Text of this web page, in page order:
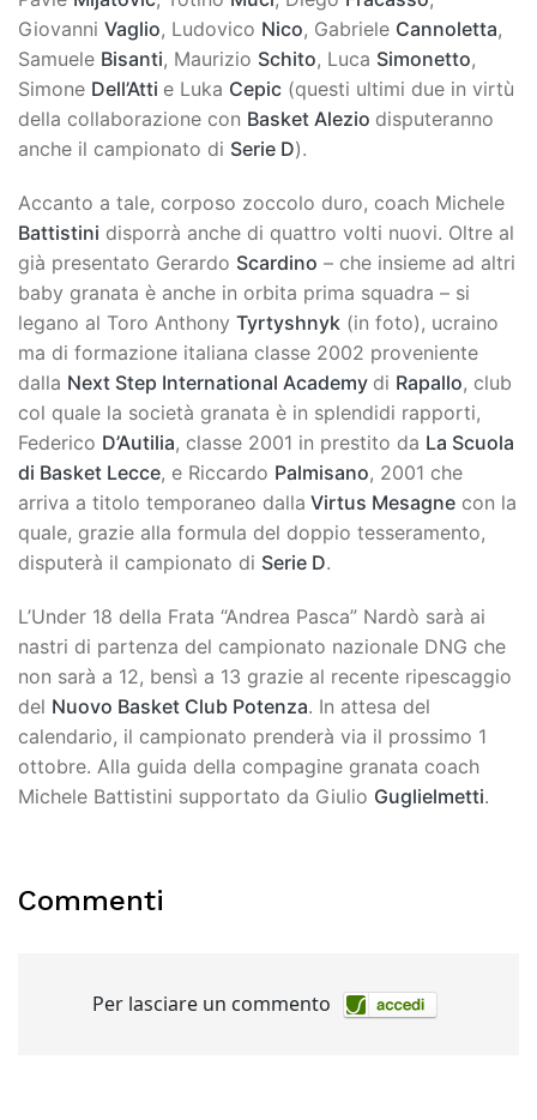
Giovanni Vaglio, Ludovico Nico, Gabriele Cannoletta,
Samuele Bisanti, Maurizio Schito, Luca Simonetto,
Simone Dell’Atti e Luka Cepic (questi ultimi due in virtù
della collaborazione con Basket Alezio disputeranno
anche il campionato di Serie D).
Accanto a tale, corposo zoccolo duro, coach Michele
Battistini disporrà anche di quattro volti nuovi. Oltre al
già presentato Gerardo Scardino – che insieme ad altri
baby granata è anche in orbita prima squadra – si
legano al Toro Anthony Tyrtyshnyk (in foto), ucraino
ma di formazione italiana classe 2002 proveniente
dalla Next Step International Academy di Rapallo, club
col quale la società granata è in splendidi rapporti,
Federico D’Autilia, classe 2001 in prestito da La Scuola
di Basket Lecce, e Riccardo Palmisano, 2001 che
arriva a titolo temporaneo dalla Virtus Mesagne con la
quale, grazie alla formula del doppio tesseramento,
disputerà il campionato di Serie D.
L’Under 18 della Frata “Andrea Pasca” Nardò sarà ai
nastri di partenza del campionato nazionale DNG che
non sarà a 12, bensì a 13 grazie al recente ripescaggio
del Nuovo Basket Club Potenza. In attesa del
calendario, il campionato prenderà via il prossimo 1
ottobre. Alla guida della compagine granata coach
Michele Battistini supportato da Giulio Guglielmetti.
Commenti